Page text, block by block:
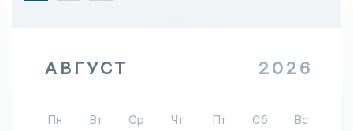
АВГУСТ 2026
Пн Вт Ср Чт Пт Сб
Вс